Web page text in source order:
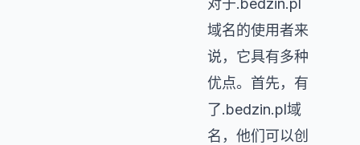
对于.bedzin.pl
域名的使用者来
说，它具有多种
优点。首先，有
了.bedzin.pl域
名，他们可以创